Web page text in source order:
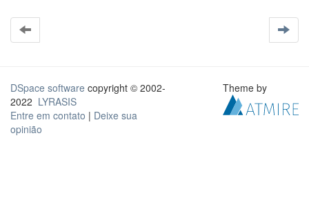
DSpace software copyright © 2002-
2022 LYRASIS
Entre em contato | Deixe sua
opinião
Theme by